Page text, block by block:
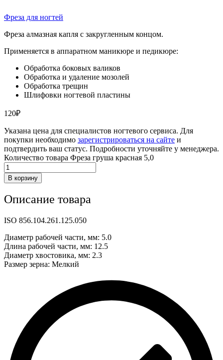
Фреза для ногтей
Фреза алмазная капля с закругленным концом.
Применяется в аппаратном маникюре и педикюре:
Обработка боковых валиков
Обработка и удаление мозолей
Обработка трещин
Шлифовки ногтевой пластины
120₽
Указана цена для специалистов ногтевого сервиса. Для
покупки необходимо зарегистрироваться на сайте и
подтвердить ваш статус. Подробности уточняйте у менеджера.
Количество товара Фреза груша красная 5,0
В корзину
Описание товара
ISO 856.104.261.125.050
Диаметр рабочей части, мм: 5.0
Длина рабочей части, мм: 12.5
Диаметр хвостовика, мм: 2.3
Размер зерна: Мелкий